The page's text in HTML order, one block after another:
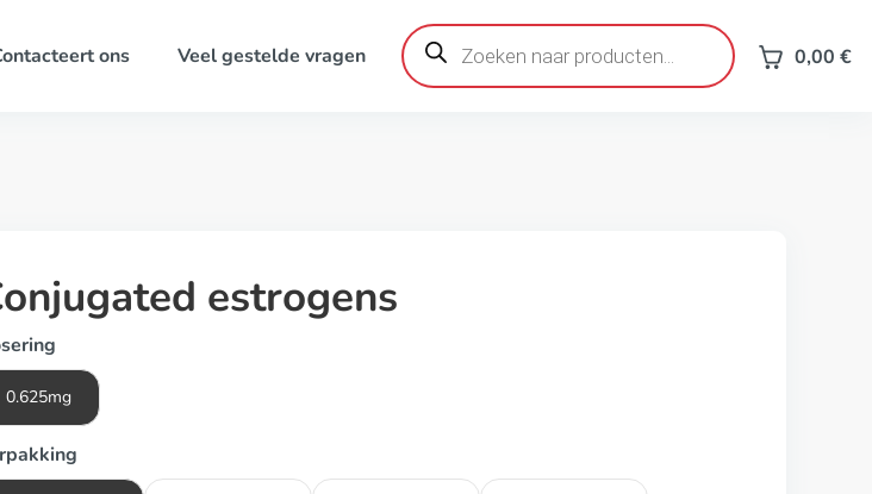
ons Veel gestelde vragen
Producten
zoeken 0,00 €
estrogens
0.625mg